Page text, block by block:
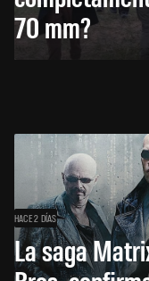
70 mm?
HACE 2 DÍAS
La saga